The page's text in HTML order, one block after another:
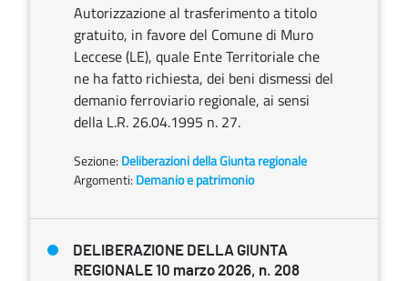
Autorizzazione al trasferimento a titolo
gratuito, in favore del Comune di Muro
Leccese (LE), quale Ente Territoriale che
ne ha fatto richiesta, dei beni dismessi del
demanio ferroviario regionale, ai sensi
della L.R. 26.04.1995 n. 27.
Sezione: Deliberazioni della Giunta regionale
Argomenti: Demanio e patrimonio
DELIBERAZIONE DELLA GIUNTA
REGIONALE 10 marzo 2026, n. 208